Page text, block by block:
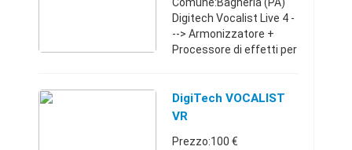
Digitech Vocalist Live 4 -
--> Armonizzatore +
Processore di effetti per
condizioni e
perfettamente
DigiTech VOCALIST
VR
Prezzo:100 €